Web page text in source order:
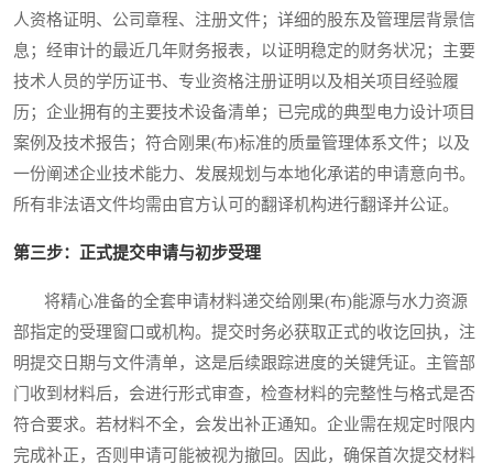
人资格证明、公司章程、注册文件；详细的股东及管理层背景信
息；经审计的最近几年财务报表，以证明稳定的财务状况；主要
技术人员的学历证书、专业资格注册证明以及相关项目经验履
历；企业拥有的主要技术设备清单；已完成的典型电力设计项目
案例及技术报告；符合刚果(布)标准的质量管理体系文件；以及
一份阐述企业技术能力、发展规划与本地化承诺的申请意向书。
所有非法语文件均需由官方认可的翻译机构进行翻译并公证。
第三步：正式提交申请与初步受理
将精心准备的全套申请材料递交给刚果(布)能源与水力资源
部指定的受理窗口或机构。提交时务必获取正式的收讫回执，注
明提交日期与文件清单，这是后续跟踪进度的关键凭证。主管部
门收到材料后，会进行形式审查，检查材料的完整性与格式是否
符合要求。若材料不全，会发出补正通知。企业需在规定时限内
完成补正，否则申请可能被视为撤回。因此，确保首次提交材料